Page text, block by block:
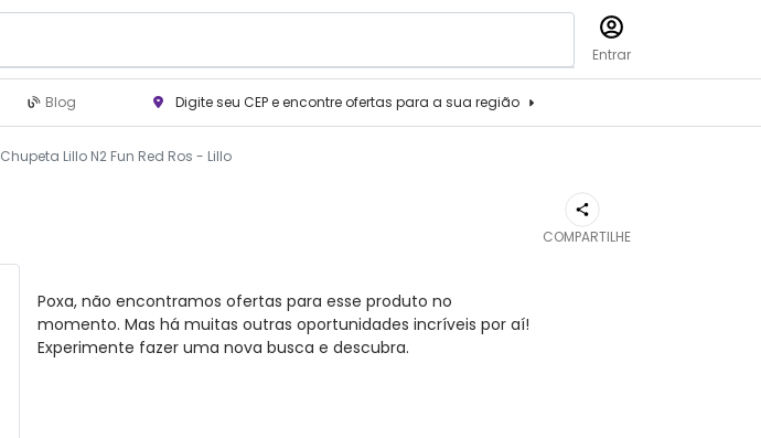
Entrar
Blog Digite seu CEP e encontre ofertas para a sua região
Chupeta Lillo N2 Fun Red Ros - Lillo
COMPARTILHE
Poxa, não encontramos ofertas para esse produto no
momento. Mas há muitas outras oportunidades incríveis por aí!
Experimente fazer uma nova busca e descubra.